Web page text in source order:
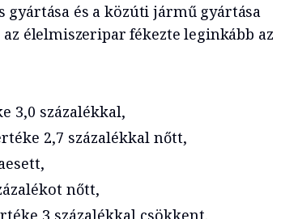
és a közúti jármű gyártása
élelmiszeripar fékezte leginkább az
3,0 százalékkal,
2,7 százalékkal nőtt,
nőtt,
3 százalékkal csökkent.